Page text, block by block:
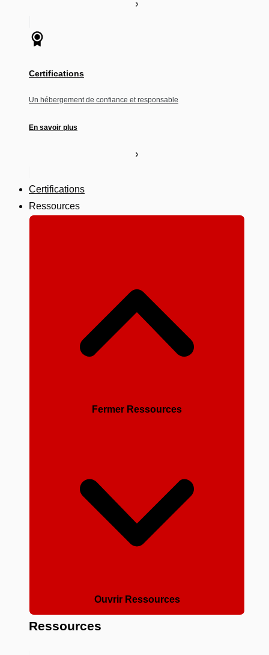
Certifications
Un hébergement de confiance et responsable
En savoir plus
Certifications
Ressources
Fermer Ressources
Ouvrir Ressources
Ressources